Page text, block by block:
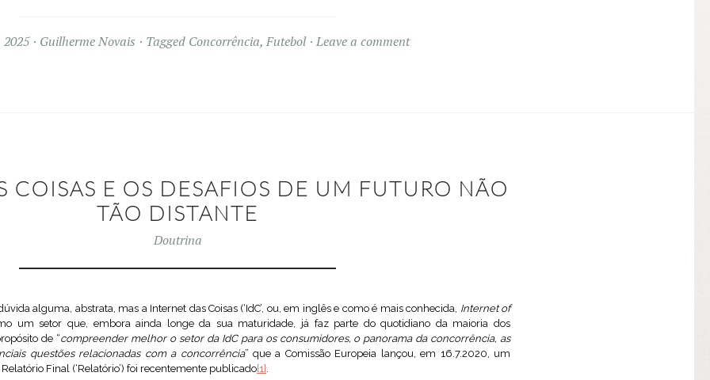
Guilherme Novais Tagged Concorrência, Futebol Leave a comment
COISAS E OS DESAFIOS DE UM FUTURO NÃO
TÃO DISTANTE
Doutrina
alguma, abstrata, mas a Internet das Coisas (‘IdC’, ou, em inglês e como é mais conhecida, Internet of
um setor que, embora ainda longe da sua maturidade, já faz parte do quotidiano da maioria dos
de “compreender melhor o setor da IdC para os consumidores, o panorama da concorrência, as
questões relacionadas com a concorrência” que a Comissão Europeia lançou, em 16.7.2020, um
Final (‘Relatório’) foi recentemente publicado[1] .